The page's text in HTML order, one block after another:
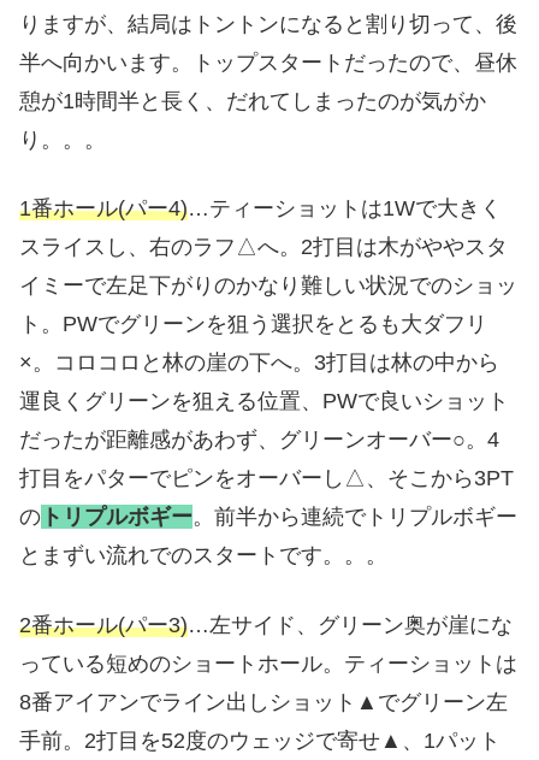
りますが、結局はトントンになると割り切って、後
半へ向かいます。トップスタートだったので、昼休
憩が1時間半と長く、だれてしまったのが気がか
り。。。
1番ホール(パー4)…ティーショットは1Wで大きく
スライスし、右のラフ△へ。2打目は木がややスタ
イミーで左足下がりのかなり難しい状況でのショッ
ト。PWでグリーンを狙う選択をとるも大ダフリ
×。コロコロと林の崖の下へ。3打目は林の中から
運良くグリーンを狙える位置、PWで良いショット
だったが距離感があわず、グリーンオーバー○。4
打目をパターでピンをオーバーし△、そこから3PT
の トリプルボギー。前半から連続でトリプルボギー
とまずい流れでのスタートです。。。
2番ホール(パー3)…左サイド、グリーン奥が崖にな
っている短めのショートホール。ティーショットは
8番アイアンでライン出しショット▲でグリーン左
手前。2打目を52度のウェッジで寄せ▲、1パット